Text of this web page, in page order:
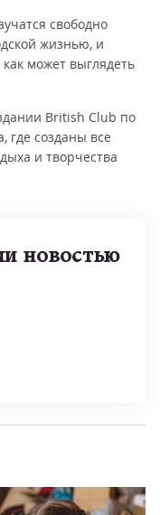
свободно
жизнью, и
может выглядеть
British Club по
где созданы все
и творчества
новостью